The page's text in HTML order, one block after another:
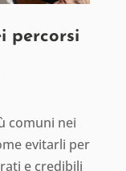
percorsi
comuni nei
evitarli per
e credibili